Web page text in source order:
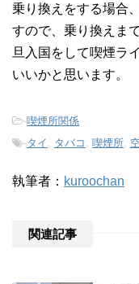
乗り換えをする場合
すので、乗り換えま
旦入国をして喫煙ラ
いいかと思います。
-喫煙所関係
-タイ タバコ 喫煙所
執筆者： kuroochan
関連記事